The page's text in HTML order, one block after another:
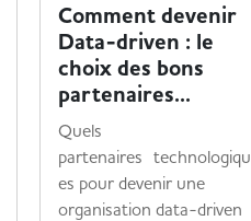
Comment devenir
Data-driven : le
choix des bons
partenaires...
Quels
partenaires technologiqu
es pour devenir une
organisation data-driven